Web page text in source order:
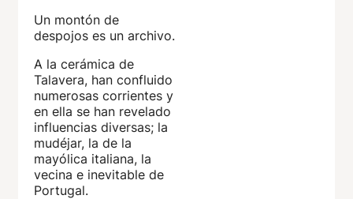
Un montón de
despojos es un archivo.
A la cerámica de
Talavera, han confluido
numerosas corrientes y
en ella se han revelado
influencias diversas; la
mudéjar, la de la
mayólica italiana, la
vecina e inevitable de
Portugal.